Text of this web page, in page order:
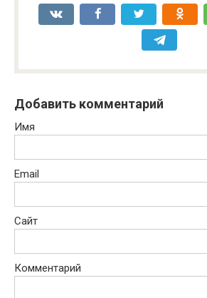
Добавить комментарий
Имя
Email
Сайт
Комментарий